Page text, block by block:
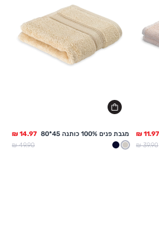
מחיר מלא
39.90 ₪
מגבת פנים 100% כותנה 45*80
בז נייבי
מחיר מלא
49.90 ₪